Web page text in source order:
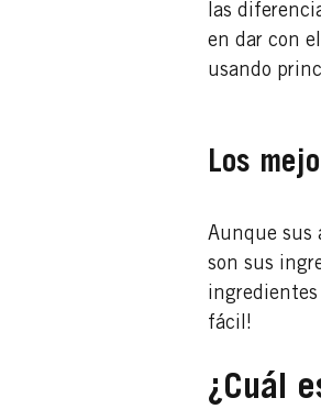
las
en dar con
usando
Los
Aunque sus
son sus
fácil!
¿Cuál